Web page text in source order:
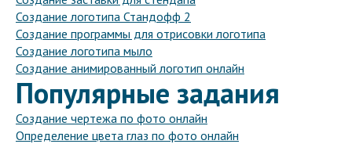
Создание логотипа Стандофф 2
Создание программы для отрисовки логотипа
Создание логотипа мыло
Создание анимированный логотип онлайн
Популярные задания
Создание чертежа по фото онлайн
Определение цвета глаз по фото онлайн